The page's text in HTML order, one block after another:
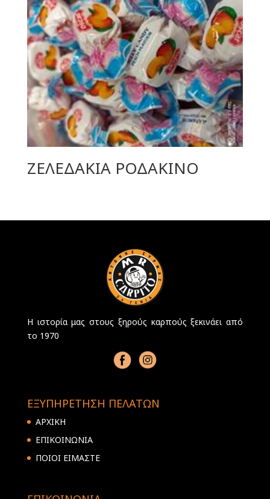
ΖΕΛΕΔΑΚΙΑ ΡΟΔΑΚΙΝΟ
Η ιστορία μας στους ξηρούς καρπούς ξεκινάει από
το 1970
ΕΞΥΠΗΡΕΤΗΣΗ ΠΕΛΑΤΩΝ
ΑΡΧΙΚΗ
ΕΠΙΚΟΙΝΩΝΙΑ
ΠΟΙΟΙ ΕΙΜΑΣΤΕ